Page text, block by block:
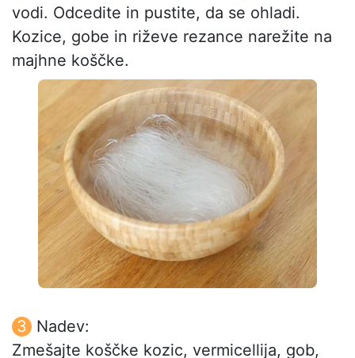
vodi. Odcedite in pustite, da se ohladi.
Kozice, gobe in riževe rezance narežite na
majhne koščke.
Nadev:
Zmešajte koščke kozic, vermicellija, gob,